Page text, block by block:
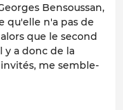
Bensoussan,
qu'elle n'a pas de
que le second
y a donc de la
me semble-